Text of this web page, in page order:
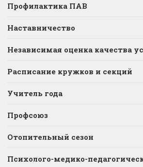
Профилактика ПАВ
Наставничество
Независимая оценка качества
Расписание кружков и секций
Учитель года
Профсоюз
Отопительный сезон
Психолого-медико-